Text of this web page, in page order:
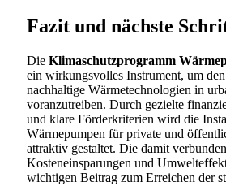
Fazit und nächste
Die Klimaschutzprogramm
ein wirkungsvolles Instrument, um
nachhaltige Wärmetechnologien in
voranzutreiben. Durch gezielte
und klare Förderkriterien wird die
Wärmepumpen für private und
attraktiv gestaltet. Die damit
Kosteneinsparungen und
wichtigen Beitrag zum Erreichen der